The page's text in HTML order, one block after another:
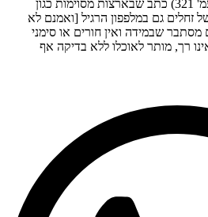
בספר 'בדיקת המזון כהלכה' (עמ' 321) כתב שבארצות מסוימות כגון
זחלים גם במלפפון הרגיל [ואמנם לא
שבמידה ואין חורים או סימני
רך, מותר לאוכלו ללא בדיקה אף